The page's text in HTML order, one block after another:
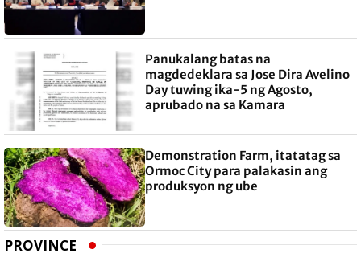
Panukalang batas na
magdedeklara sa Jose Dira Avelino
Day tuwing ika-5 ng Agosto,
aprubado na sa Kamara
Demonstration Farm, itatatag sa
Ormoc City para palakasin ang
produksyon ng ube
PROVINCE